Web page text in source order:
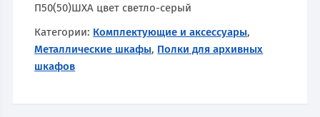
П50(50)ШХА цвет светло-серый
Категории: Комплектующие и аксессуары,
Металлические шкафы, Полки для архивных
шкафов